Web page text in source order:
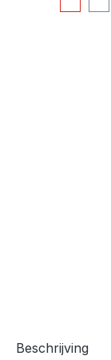
Beschrijving